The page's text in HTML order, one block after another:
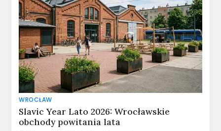
WROCŁAW
Slavic Year Lato 2026: Wrocławskie
obchody powitania lata